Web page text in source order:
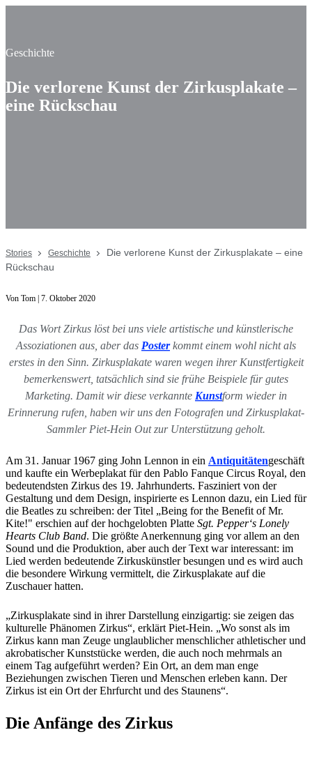
Geschichte
Die verlorene Kunst der Zirkusplakate –
eine Rückschau
Stories Geschichte
Die verlorene Kunst der Zirkusplakate – eine
Rückschau
Von Tom | 7. Oktober 2020
Das Wort Zirkus löst bei uns viele artistische und künstlerische
Assoziationen aus, aber das Posterkommt einem wohl nicht als
erstes in den Sinn. Zirkusplakate waren wegen ihrer Kunstfertigkeit
bemerkenswert, tatsächlich sind sie frühe Beispiele für gutes
Marketing. Damit wir diese verkannte Kunstform wieder in
Erinnerung rufen, haben wir uns den Fotografen und Zirkusplakat-
Sammler Piet-Hein Out zur Unterstützung geholt.
Am 31. Januar 1967 ging John Lennon in ein Antiquitätengeschäft
und kaufte ein Werbeplakat für den Pablo Fanque Circus Royal, den
bedeutendsten Zirkus des 19. Jahrhunderts. Fasziniert von der
Gestaltung und dem Design, inspirierte es Lennon dazu, ein Lied für
die Beatles zu schreiben: der Titel „Being for the Benefit of Mr.
Kite!" erschien auf der hochgelobten Platte Sgt. Pepper‘s Lonely
Hearts Club Band. Die größte Anerkennung ging vor allem an den
Sound und die Produktion, aber auch der Text war interessant: im
Lied werden bedeutende Zirkuskünstler besungen und es wird auch
die besondere Wirkung vermittelt, die Zirkusplakate auf die
Zuschauer hatten.
„Zirkusplakate sind in ihrer Darstellung einzigartig: sie zeigen das
kulturelle Phänomen Zirkus“, erklärt Piet-Hein. „Wo sonst als im
Zirkus kann man Zeuge unglaublicher menschlicher athletischer und
akrobatischer Kunststücke werden, die auch noch mehrmals an
einem Tag aufgeführt werden? Ein Ort, an dem man enge
Beziehungen zwischen Tieren und Menschen erleben kann. Der
Zirkus ist ein Ort der Ehrfurcht und des Staunens“.
Die Anfänge des Zirkus